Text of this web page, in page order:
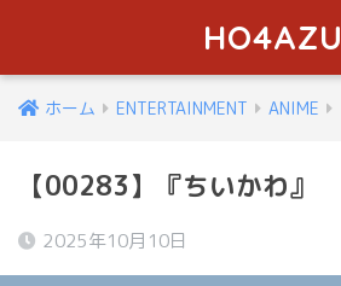
HO4AZU
ホーム ENTERTAINMENT ANIME
【00283】『ちいかわ』
2025年10月10日